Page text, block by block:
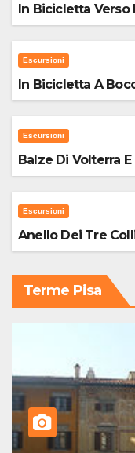
In Bicicletta Verso
Escursioni
In Bicicletta A
Escursioni
Balze Di Volterra
Escursioni
Anello Dei Tre
Terme Pisa